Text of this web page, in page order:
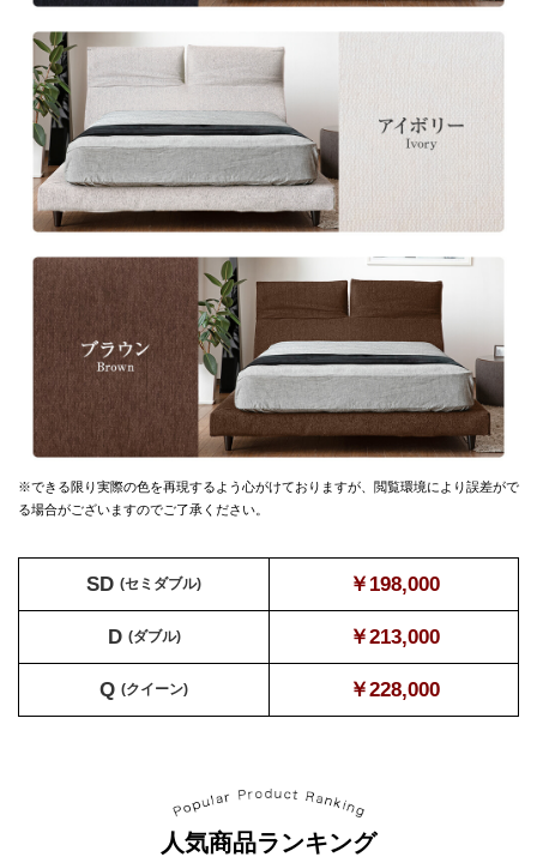
※できる限り実際の色を再現するよう心がけておりますが、 閲覧環境により誤差がで
る場合がございますのでご了承ください。
SD (セミダブル) ￥198,000
D (ダブル) ￥213,000
Q (クイーン) ￥228,000
人気商品ランキング